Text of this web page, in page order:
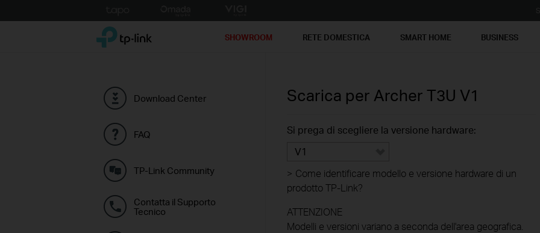
to
TP-Link, Reliably Smart SHOWROOM RETE DOMESTICA SMART HOME BUSINESS
Download Center
FAQ
TP-Link Community
Contatta il Supporto
Tecnico
Scarica per Archer T3U V1
Si prega di scegliere la versione hardware:
V1
> Come identificare modello e versione hardware di un
prodotto TP-Link?
ATTENZIONE
Modelli e versioni variano a seconda dell'area geografica.